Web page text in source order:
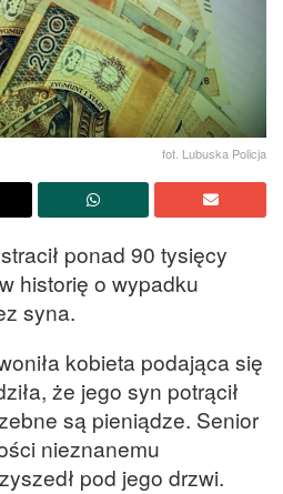
fot. Lubuska Policja
ponad 90 tysięcy
historię o wypadku
syna.
kobieta podająca się
że jego syn potrącił
są pieniądze. Senior
nieznanemu
pod jego drzwi.